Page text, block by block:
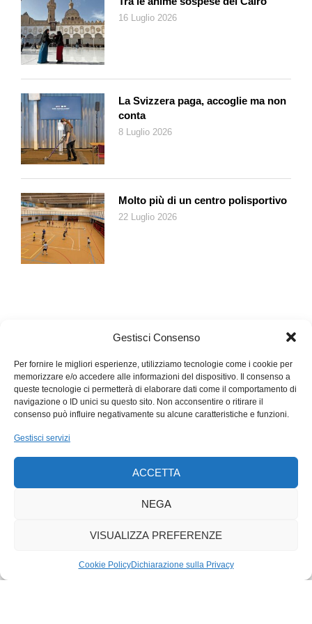
Gestisci Consenso
Per fornire le migliori esperienze, utilizziamo tecnologie come i cookie per
memorizzare e/o accedere alle informazioni del dispositivo. Il consenso a
queste tecnologie ci permetterà di elaborare dati come il comportamento di
navigazione o ID unici su questo sito. Non acconsentire o ritirare il
consenso può influire negativamente su alcune caratteristiche e funzioni.
Gestisci servizi
ACCETTA
NEGA
VISUALIZZA PREFERENZE
Cookie PolicyDichiarazione sulla Privacy
la causa non gode di molte simpatie: né in Europa, dove il
Green Deal è stato indebolito, né negli Usa, dove il presidente
è convinto che il cambiamento climatico sia una «tassa molto
costosa» e un «problema inventato».
urgente l’adozione di piani urbani di raffrescamento con
progetti come la riforestazione e la sostituzione degli alberi
abbattuti in passato.
En attendand, se vi aggirate in città
cercatevi una panchina all’ombra o portatevi un ventaglio.
16 Luglio 2026
La Svizzera paga, accoglie ma non
conta
8 Luglio 2026
Molto più di un centro polisportivo
22 Luglio 2026